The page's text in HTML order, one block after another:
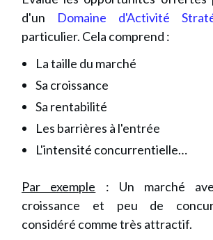
d'un Domaine d'Activité
particulier. Cela comprend :
La taille du marché
Sa croissance
Sa rentabilité
Les barrières à l'entrée
L'intensité concurrentielle…
Par exemple : Un marché
croissance et peu de
considéré comme très attractif.